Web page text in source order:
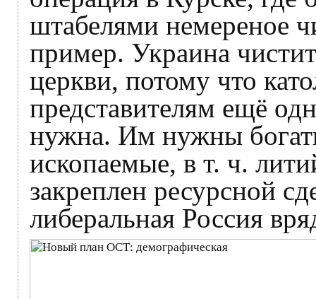
штабелями немереное
пример. Украина
церкви, потому что
представителям ещё
нужна. Им нужны
ископаемые, в т. ч.
закреплен ресурсной
либеральная Россия